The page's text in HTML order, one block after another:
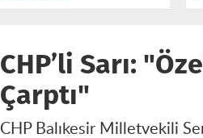
CHP’li Sarı:
Çarptı"
CHP Balıkesir Milletvekili